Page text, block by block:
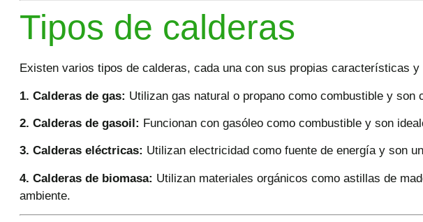
Tipos de calderas
Existen varios tipos de calderas, cada una con sus propias características y
1. Calderas de gas: Utilizan gas natural o propano como combustible y son
2. Calderas de gasoil: Funcionan con gasóleo como combustible y son
3. Calderas eléctricas: Utilizan electricidad como fuente de energía y son
4. Calderas de biomasa: Utilizan materiales orgánicos como astillas de
ambiente.